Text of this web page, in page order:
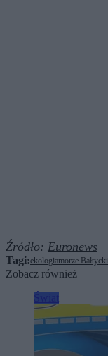
Źródło: Euronews
Tagi:ekologiamorze
Zobacz również